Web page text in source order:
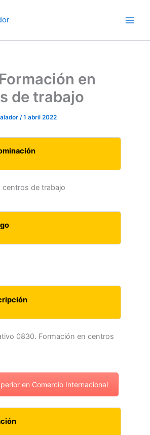
en
de trabajo
/1 abril 2022
centros de trabajo
0830. Formación en centros
en Comercio Internacional